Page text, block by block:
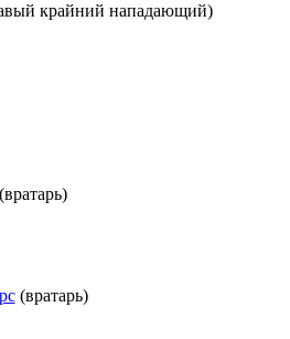
крайний нападающий)
(вратарь)
(вратарь)